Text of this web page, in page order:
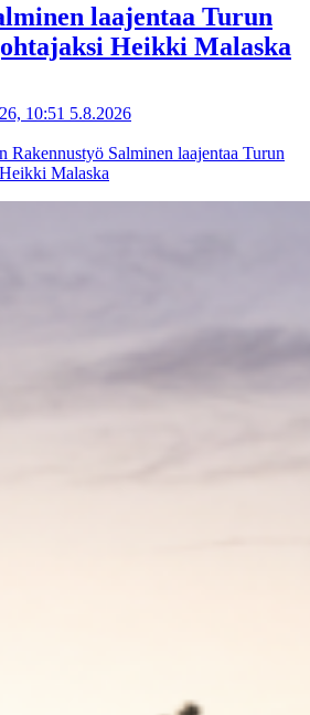
laajentaa Turun
Heikki Malaska
10:51 5.8.2026
Rakennustyö Salminen laajentaa Turun
Malaska